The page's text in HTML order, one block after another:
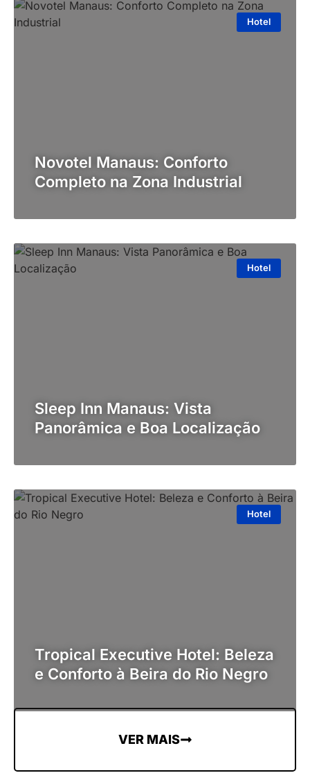
Hotel
Novotel Manaus: Conforto
Completo na Zona Industrial
Hotel
Sleep Inn Manaus: Vista
Panorâmica e Boa Localização
Hotel
Tropical Executive Hotel: Beleza
e Conforto à Beira do Rio Negro
VER MAIS